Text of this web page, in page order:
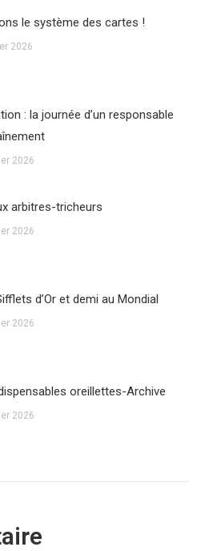
le système des cartes !
2026
: la journée d’un responsable
2026
arbitres-tricheurs
2026
d’Or et demi au Mondial
2026
oreillettes-Archive
2026